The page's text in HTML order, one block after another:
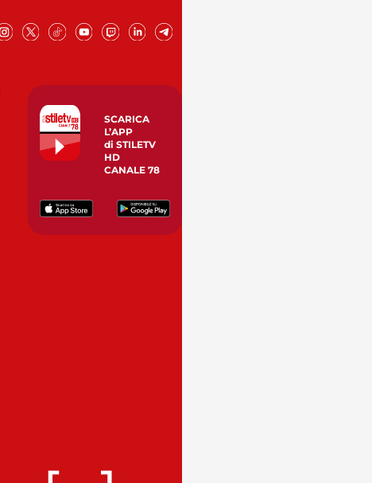
SCARICA
L’APP
di STILETV
HD
CANALE 78